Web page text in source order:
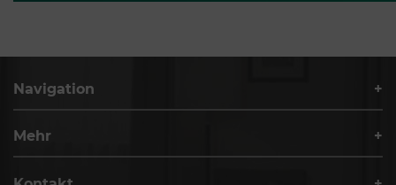
Navigation
Mehr